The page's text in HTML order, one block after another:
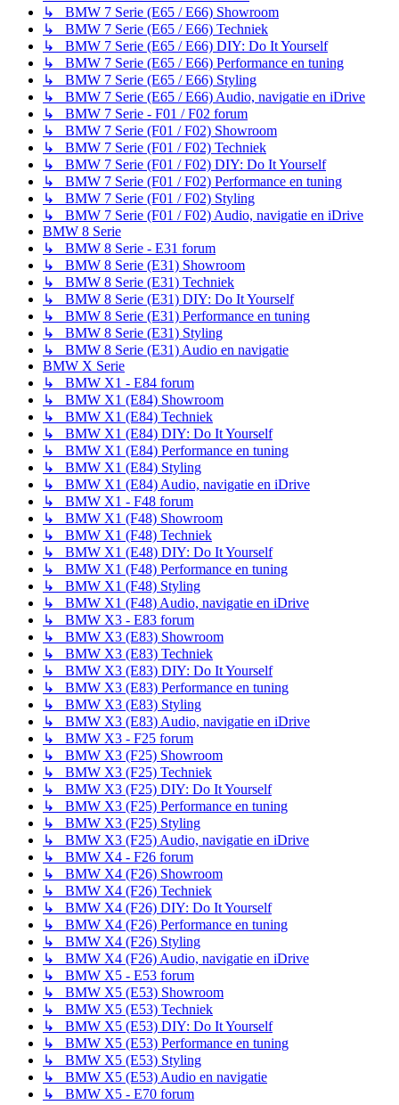
↳ BMW 7 Serie (E65 / E66) Showroom
↳ BMW 7 Serie (E65 / E66) Techniek
↳ BMW 7 Serie (E65 / E66) DIY: Do It Yourself
↳ BMW 7 Serie (E65 / E66) Performance en tuning
↳ BMW 7 Serie (E65 / E66) Styling
↳ BMW 7 Serie (E65 / E66) Audio, navigatie en iDrive
↳ BMW 7 Serie - F01 / F02 forum
↳ BMW 7 Serie (F01 / F02) Showroom
↳ BMW 7 Serie (F01 / F02) Techniek
↳ BMW 7 Serie (F01 / F02) DIY: Do It Yourself
↳ BMW 7 Serie (F01 / F02) Performance en tuning
↳ BMW 7 Serie (F01 / F02) Styling
↳ BMW 7 Serie (F01 / F02) Audio, navigatie en iDrive
BMW 8 Serie
↳ BMW 8 Serie - E31 forum
↳ BMW 8 Serie (E31) Showroom
↳ BMW 8 Serie (E31) Techniek
↳ BMW 8 Serie (E31) DIY: Do It Yourself
↳ BMW 8 Serie (E31) Performance en tuning
↳ BMW 8 Serie (E31) Styling
↳ BMW 8 Serie (E31) Audio en navigatie
BMW X Serie
↳ BMW X1 - E84 forum
↳ BMW X1 (E84) Showroom
↳ BMW X1 (E84) Techniek
↳ BMW X1 (E84) DIY: Do It Yourself
↳ BMW X1 (E84) Performance en tuning
↳ BMW X1 (E84) Styling
↳ BMW X1 (E84) Audio, navigatie en iDrive
↳ BMW X1 - F48 forum
↳ BMW X1 (F48) Showroom
↳ BMW X1 (F48) Techniek
↳ BMW X1 (E48) DIY: Do It Yourself
↳ BMW X1 (F48) Performance en tuning
↳ BMW X1 (F48) Styling
↳ BMW X1 (F48) Audio, navigatie en iDrive
↳ BMW X3 - E83 forum
↳ BMW X3 (E83) Showroom
↳ BMW X3 (E83) Techniek
↳ BMW X3 (E83) DIY: Do It Yourself
↳ BMW X3 (E83) Performance en tuning
↳ BMW X3 (E83) Styling
↳ BMW X3 (E83) Audio, navigatie en iDrive
↳ BMW X3 - F25 forum
↳ BMW X3 (F25) Showroom
↳ BMW X3 (F25) Techniek
↳ BMW X3 (F25) DIY: Do It Yourself
↳ BMW X3 (F25) Performance en tuning
↳ BMW X3 (F25) Styling
↳ BMW X3 (F25) Audio, navigatie en iDrive
↳ BMW X4 - F26 forum
↳ BMW X4 (F26) Showroom
↳ BMW X4 (F26) Techniek
↳ BMW X4 (F26) DIY: Do It Yourself
↳ BMW X4 (F26) Performance en tuning
↳ BMW X4 (F26) Styling
↳ BMW X4 (F26) Audio, navigatie en iDrive
↳ BMW X5 - E53 forum
↳ BMW X5 (E53) Showroom
↳ BMW X5 (E53) Techniek
↳ BMW X5 (E53) DIY: Do It Yourself
↳ BMW X5 (E53) Performance en tuning
↳ BMW X5 (E53) Styling
↳ BMW X5 (E53) Audio en navigatie
↳ BMW X5 - E70 forum